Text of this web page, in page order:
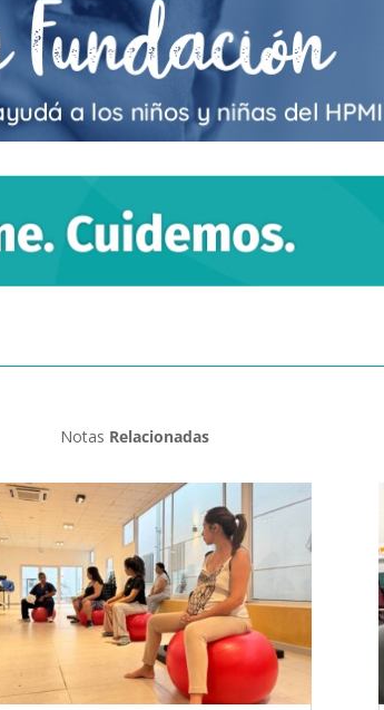
Notas Relacionadas